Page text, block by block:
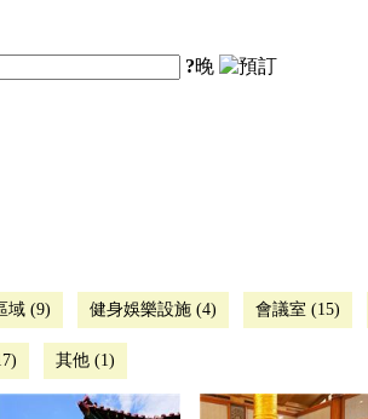
?晚
域 (9) 健身娛樂設施 (4) 會議室 (15)
其他 (1)